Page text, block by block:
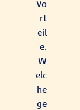
Vo
rt
eil
e.
W
elc
he
ge